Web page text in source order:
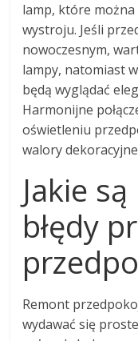
lamp, które
wystroju. Jeśli
nowoczesnym,
lampy, natomiast
będą wyglądać
Harmonijne
oświetleniu
walory
Jakie
błędy
Remont
wydawać się